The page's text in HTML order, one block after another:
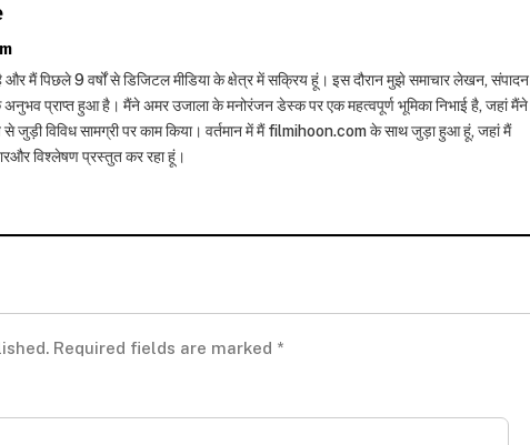
और मैं पिछले 9 वर्षों से डिजिटल मीडिया के क्षेत्र में सक्रिय हूं। इस दौरान मुझे समाचार लेखन, संपादन
प्राप्त हुआ है। मैंने अमर उजाला के मनोरंजन डेस्क पर एक महत्वपूर्ण भूमिका निभाई है, जहां मैंने
जुड़ी विविध सामग्री पर काम किया। वर्तमान में मैं filmihoon.com के साथ जुड़ा हुआ हूं, जहां मैं
विश्लेषण प्रस्तुत कर रहा हूं।
Required fields are marked *